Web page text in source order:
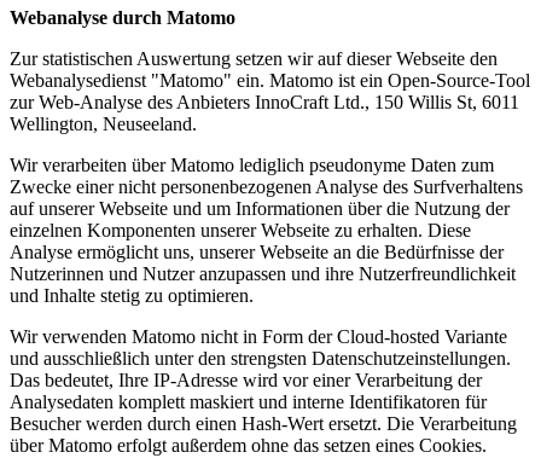
Webanalyse durch Matomo
Zur statistischen Auswertung setzen wir auf dieser Webseite den
Webanalysedienst "Matomo" ein. Matomo ist ein Open-Source-Tool
zur Web-Analyse des Anbieters InnoCraft Ltd., 150 Willis St, 6011
Wellington, Neuseeland.
Wir verarbeiten über Matomo lediglich pseudonyme Daten zum
Zwecke einer nicht personenbezogenen Analyse des Surfverhaltens
auf unserer Webseite und um Informationen über die Nutzung der
einzelnen Komponenten unserer Webseite zu erhalten. Diese
Analyse ermöglicht uns, unserer Webseite an die Bedürfnisse der
Nutzerinnen und Nutzer anzupassen und ihre Nutzerfreundlichkeit
und Inhalte stetig zu optimieren.
Wir verwenden Matomo nicht in Form der Cloud-hosted Variante
und ausschließlich unter den strengsten Datenschutzeinstellungen.
Das bedeutet, Ihre IP-Adresse wird vor einer Verarbeitung der
Analysedaten komplett maskiert und interne Identifikatoren für
Besucher werden durch einen Hash-Wert ersetzt. Die Verarbeitung
über Matomo erfolgt außerdem ohne das setzen eines Cookies.